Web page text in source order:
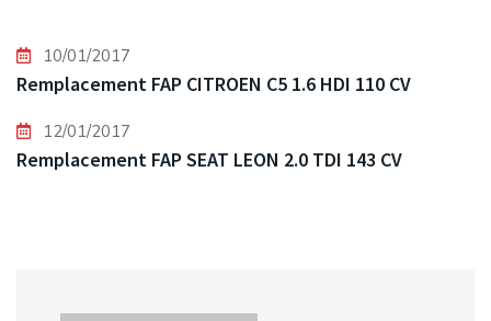
10/01/2017
Remplacement FAP CITROEN C5 1.6 HDI 110 CV
12/01/2017
Remplacement FAP SEAT LEON 2.0 TDI 143 CV